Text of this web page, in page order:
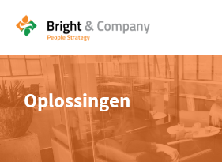
HOME
CASES
Oplossingen